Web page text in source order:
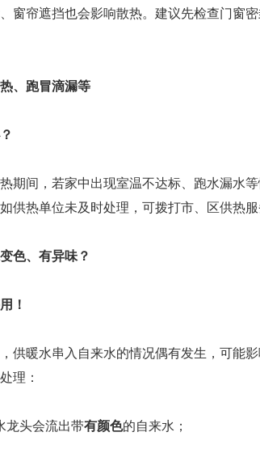
窗帘遮挡也会影响散热。建议先检查门窗
、跑冒滴漏等
期间，若家中出现室温不达标、跑水漏水
供热单位未及时处理，可拨打市、区供热服
色、有异味？
！
供暖水串入自来水的情况偶有发生，可能
理：
龙头会流出带有颜色的自来水；